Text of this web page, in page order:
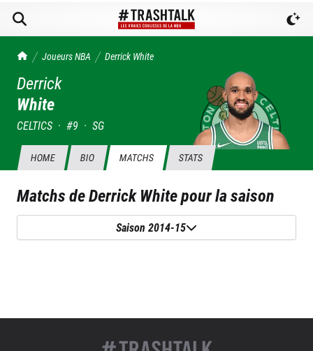
TrashTalk Actu NBA
Joueurs NBA Derrick White
Derrick
White
CELTICS · #9 · SG
HOME BIO MATCHS STATS
Matchs deDerrick Whitepour la saison
Saison 2014-15